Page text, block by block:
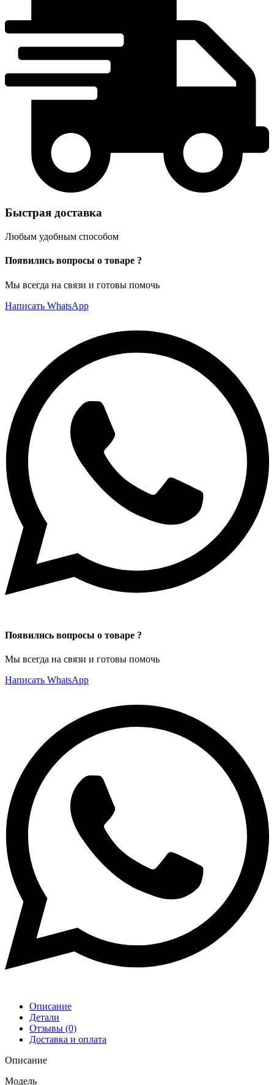
Быстрая доставка
Любым удобным способом
Появились вопросы о товаре ?
Мы всегда на связи и готовы помочь
Написать WhatsApp
Появились вопросы о товаре ?
Мы всегда на связи и готовы помочь
Написать WhatsApp
Описание
Детали
Отзывы (0)
Доставка и оплата
Описание
Модель